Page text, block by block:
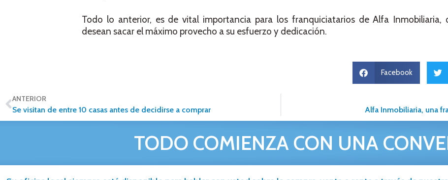
Todo lo anterior, es de vital importancia para los franquiciatarios de Alfa Inmobiliaria,
desean sacar el máximo provecho a su esfuerzo y dedicación.
Facebook
ANTERIOR
Se visitan de entre 10 casas antes de decidirse a comprar Alfa Inmobiliaria, una
TODO COMIENZA CON UNA